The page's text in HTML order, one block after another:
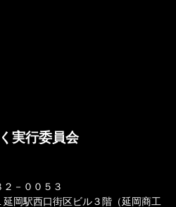
実行委員会
２－００５３
岡駅西口街区ビル３階（延岡商工